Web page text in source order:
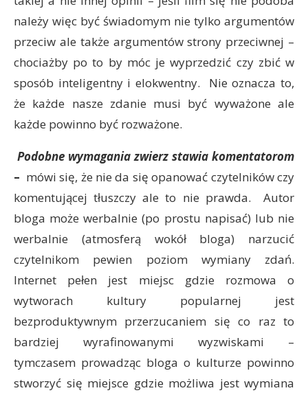
należy więc być świadomym nie tylko argumentów
przeciw ale także argumentów strony przeciwnej –
chociażby po to by móc je wyprzedzić czy zbić w
sposób inteligentny i elokwentny. Nie oznacza to,
że każde nasze zdanie musi być wyważone ale
każde powinno być rozważone.
Podobne wymagania zwierz stawia komentatorom
– mówi się, że nie da się opanować czytelników czy
komentującej tłuszczy ale to nie prawda. Autor
bloga może werbalnie (po prostu napisać) lub nie
werbalnie (atmosferą wokół bloga) narzucić
czytelnikom pewien poziom wymiany zdań.
Internet pełen jest miejsc gdzie rozmowa o
wytworach kultury popularnej jest
bezproduktywnym przerzucaniem się co raz to
bardziej wyrafinowanymi wyzwiskami –
tymczasem prowadząc bloga o kulturze powinno
stworzyć się miejsce gdzie możliwa jest wymiana